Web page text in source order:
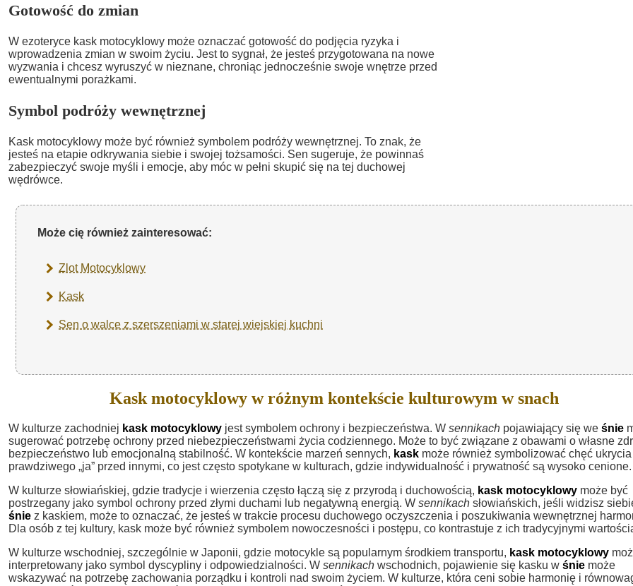
Gotowość do zmian
W ezoteryce kask motocyklowy może oznaczać gotowość do podjęcia ryzyka i
wprowadzenia zmian w swoim życiu. Jest to sygnał, że jesteś przygotowana na nowe
wyzwania i chcesz wyruszyć w nieznane, chroniąc jednocześnie swoje wnętrze przed
ewentualnymi porażkami.
Symbol podróży wewnętrznej
Kask motocyklowy może być również symbolem podróży wewnętrznej. To znak, że
jesteś na etapie odkrywania siebie i swojej tożsamości. Sen sugeruje, że powinnaś
zabezpieczyć swoje myśli i emocje, aby móc w pełni skupić się na tej duchowej
wędrówce.
Może cię również zainteresować:
Zlot Motocyklowy
Kask
Sen o walce z szerszeniami w starej wiejskiej kuchni
Kask motocyklowy w różnym kontekście kulturowym w snach
W kulturze zachodniej kask motocyklowy jest symbolem ochrony i bezpieczeństwa. W sennikach pojawiający się we śnie
sugerować potrzebę ochrony przed niebezpieczeństwami życia codziennego. Może to być związane z obawami o własne
bezpieczeństwo lub emocjonalną stabilność. W kontekście marzeń sennych, kask może również symbolizować chęć ukrycia
prawdziwego „ja” przed innymi, co jest często spotykane w kulturach, gdzie indywidualność i prywatność są wysoko cenione.
W kulturze słowiańskiej, gdzie tradycje i wierzenia często łączą się z przyrodą i duchowością, kask motocyklowy może być
postrzegany jako symbol ochrony przed złymi duchami lub negatywną energią. W sennikach słowiańskich, jeśli widzisz
śnie z kaskiem, może to oznaczać, że jesteś w trakcie procesu duchowego oczyszczenia i poszukiwania wewnętrznej
Dla osób z tej kultury, kask może być również symbolem nowoczesności i postępu, co kontrastuje z ich tradycyjnymi
W kulturze wschodniej, szczególnie w Japonii, gdzie motocykle są popularnym środkiem transportu, kask motocyklowy
interpretowany jako symbol dyscypliny i odpowiedzialności. W sennikach wschodnich, pojawienie się kasku w śnie może
wskazywać na potrzebę zachowania porządku i kontroli nad swoim życiem. W kulturze, która ceni sobie harmonię i